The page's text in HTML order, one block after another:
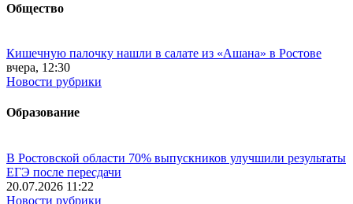
Общество
Кишечную палочку нашли в салате из «Ашана» в Ростове
вчера, 12:30
Новости рубрики
Образование
В Ростовской области 70% выпускников улучшили результаты
ЕГЭ после пересдачи
20.07.2026 11:22
Новости рубрики